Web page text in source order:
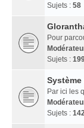
Sujets : 58
Pour
Sujets :
Système
Par ici les
Sujets :